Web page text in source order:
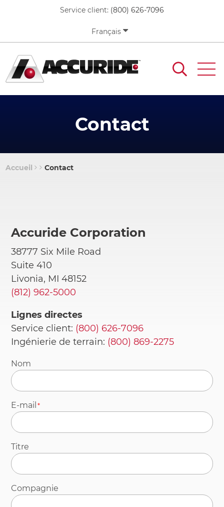
content
Service client: (800) 626-7096
Français
Contact
Accueil Contact
Accuride Corporation
38777 Six Mile Road
Suite 410
Livonia, MI 48152
(812) 962-5000
Lignes directes
Service client: (800) 626-7096
Ingénierie de terrain: (800) 869-2275
Nom
E-mail
Titre
Compagnie